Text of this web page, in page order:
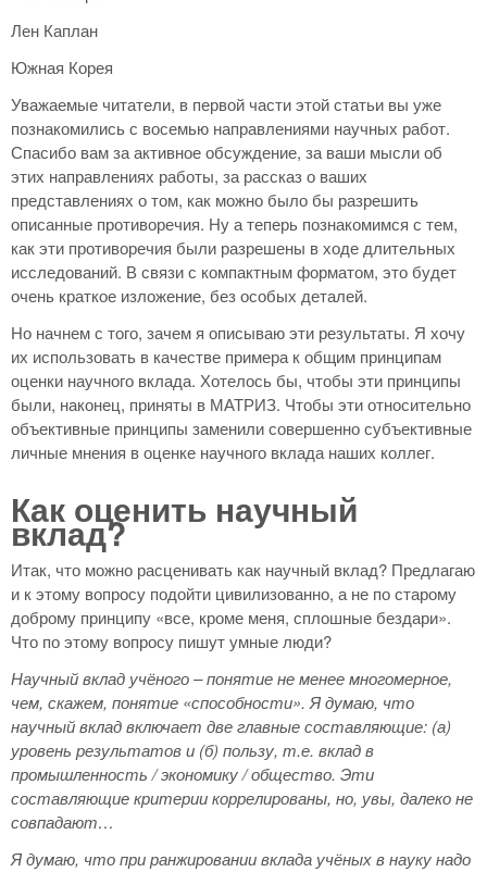
Лен Каплан
Южная Корея
Уважаемые читатели, в первой части этой статьи вы уже
познакомились с восемью направлениями научных работ.
Спасибо вам за активное обсуждение, за ваши мысли об
этих направлениях работы, за рассказ о ваших
представлениях о том, как можно было бы разрешить
описанные противоречия. Ну а теперь познакомимся с тем,
как эти противоречия были разрешены в ходе длительных
исследований. В связи с компактным форматом, это будет
очень краткое изложение, без особых деталей.
Но начнем с того, зачем я описываю эти результаты. Я хочу
их использовать в качестве примера к общим принципам
оценки научного вклада. Хотелось бы, чтобы эти принципы
были, наконец, приняты в МАТРИЗ. Чтобы эти относительно
объективные принципы заменили совершенно субъективные
личные мнения в оценке научного вклада наших коллег.
Как оценить научный
вклад?
Итак, что можно расценивать как научный вклад? Предлагаю
и к этому вопросу подойти цивилизованно, а не по старому
доброму принципу «все, кроме меня, сплошные бездари».
Что по этому вопросу пишут умные люди?
Научный вклад учёного – понятие не менее многомерное,
чем, скажем, понятие «способности». Я думаю, что
научный вклад включает две главные составляющие: (а)
уровень результатов и (б) пользу, т.е. вклад в
промышленность / экономику / общество. Эти
составляющие критерии коррелированы, но, увы, далеко не
совпадают…
Я думаю, что при ранжировании вклада учёных в науку надо